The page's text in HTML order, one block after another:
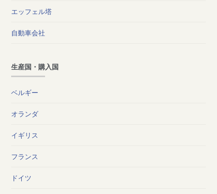
エッフェル塔
自動車会社
生産国・購入国
ベルギー
オランダ
イギリス
フランス
ドイツ